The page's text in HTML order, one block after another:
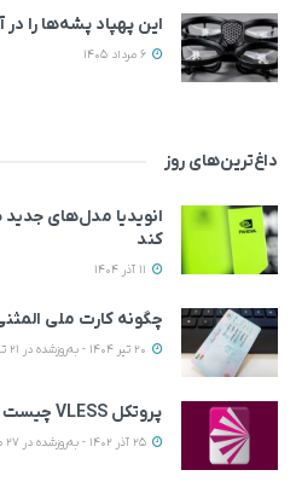
این پهپاد پشه‌ها را
داغ‌ترین‌های روز
انویدیا مدل‌های جدید
کند
چگونه کارت ملی
پروتکل VLESS چیست و چه کاربردهایی دارد؟